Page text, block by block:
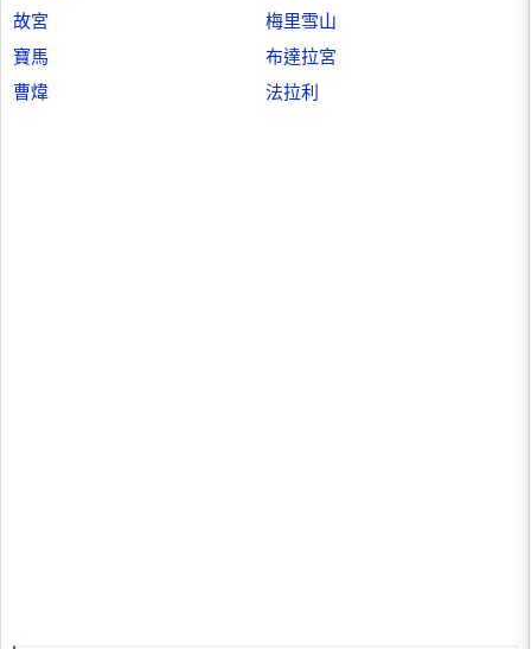
故宮
梅里雪山
寶馬
布達拉宮
曹煒
法拉利